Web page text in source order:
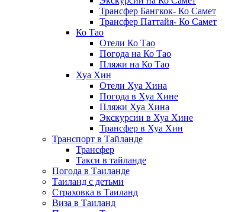
Трансфер Бангкок- Ко Самет
Трансфер Паттайя- Ко Самет
Ко Тао
Отели Ко Тао
Погода на Ко Тао
Пляжи на Ко Тао
Хуа Хин
Отели Хуа Хина
Погода в Хуа Хине
Пляжи Хуа Хина
Экскурсии в Хуа Хине
Трансфер в Хуа Хин
Транспорт в Тайланде
Трансфер
Такси в тайланде
Погода в Таиланде
Таиланд с детьми
Страховка в Таиланд
Виза в Таиланд